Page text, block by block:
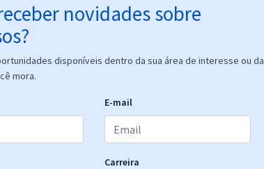
novidades sobre
disponíveis dentro da sua área de interesse ou da
mora.
E-mail
Carreira